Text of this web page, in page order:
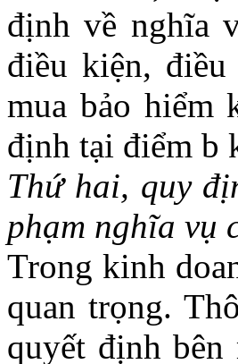
định về nghĩa
điều kiện,
mua bảo hiểm
định tại điểm b
Thứ hai, quy
phạm nghĩa vụ
Trong kinh
quan trọng.
quyết định bên